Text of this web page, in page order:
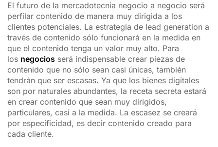
El futuro de la mercadotecnia negocio a negocio será
perfilar contenido de manera muy dirigida a los
clientes potenciales. La estrategia de lead generation a
través de contenido sólo funcionará en la medida en
que el contenido tenga un valor muy alto. Para
los negocios será indispensable crear piezas de
contenido que no sólo sean casi únicas, también
tendrán que ser escasas. Ya que los bienes digitales
son por naturales abundantes, la receta secreta estará
en crear contenido que sean muy dirigidos,
particulares, casi a la medida. La escasez se creará
por especificidad, es decir contenido creado para
cada cliente.